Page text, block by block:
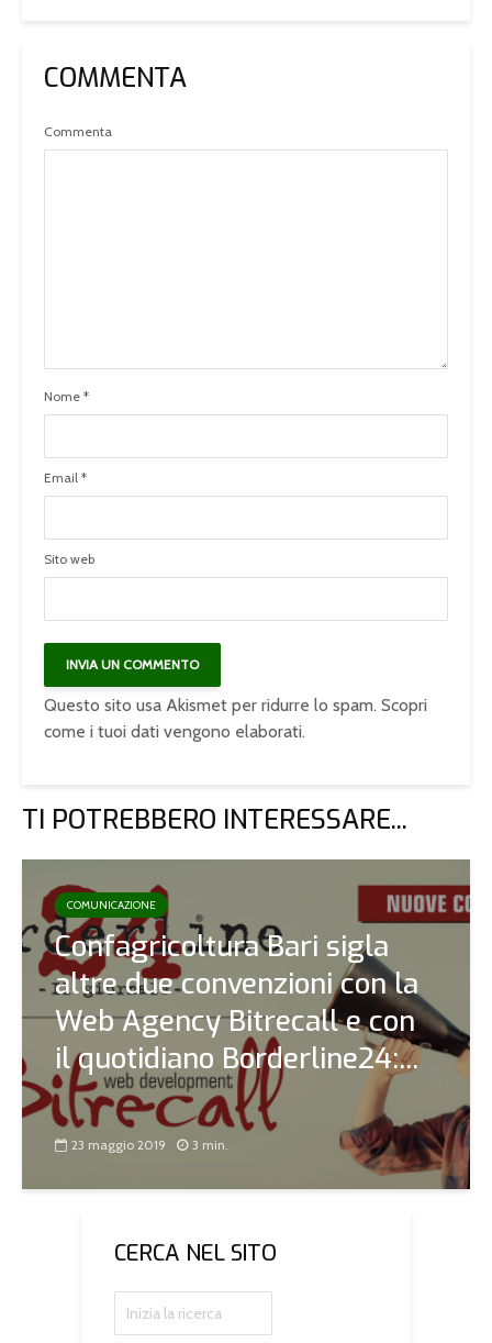
COMMENTA
Commenta
Nome *
Email *
Sito web
Questo sito usa Akismet per ridurre lo spam. Scopri
come i tuoi dati vengono elaborati.
TI POTREBBERO INTERESSARE...
COMUNICAZIONE
Confagricoltura Bari sigla
altre due convenzioni con la
Web Agency Bitrecall e con
il quotidiano Borderline24:...
23 maggio 2019 3 min.
CERCA NEL SITO